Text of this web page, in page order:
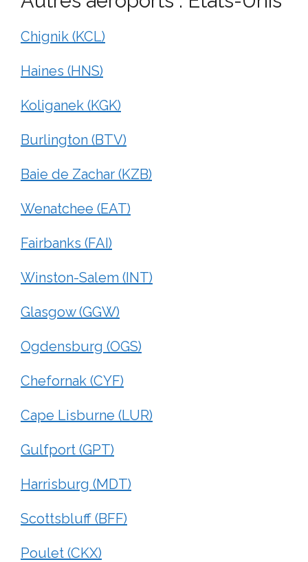
Chignik (KCL)
Haines (HNS)
Koliganek (KGK)
Burlington (BTV)
Baie de Zachar (KZB)
Wenatchee (EAT)
Fairbanks (FAI)
Winston-Salem (INT)
Glasgow (GGW)
Ogdensburg (OGS)
Chefornak (CYF)
Cape Lisburne (LUR)
Gulfport (GPT)
Harrisburg (MDT)
Scottsbluff (BFF)
Poulet (CKX)